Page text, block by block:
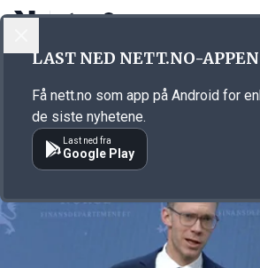
Annonsørinnhold
LAST NED NETT.NO-APPEN
Få nett.no som app på Android for
de siste nyhetene.
Last ned fra
Google Play